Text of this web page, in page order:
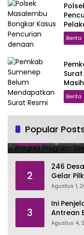
Berita
Berita
Popular
1
2
246
Gelar
Agustus 1,
3
Ini
Antrean
Agustus 4,